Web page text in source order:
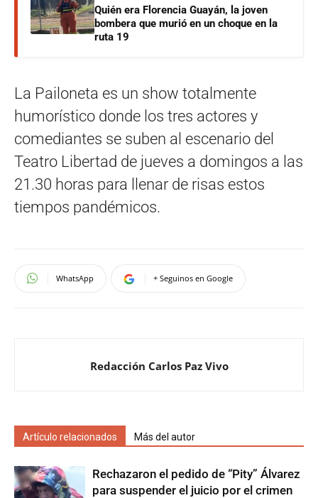
Quién era Florencia Guayán, la joven
bombera que murió en un choque en la
ruta 19
La Pailoneta es un show totalmente
humorístico donde los tres actores y
comediantes se suben al escenario del
Teatro Libertad de jueves a domingos a las
21.30 horas para llenar de risas estos
tiempos pandémicos.
WhatsApp + Seguinos en Google
Redacción Carlos Paz Vivo
Artículo relacionados Más del autor
Rechazaron el pedido de “Pity” Álvarez
para suspender el juicio por el crimen